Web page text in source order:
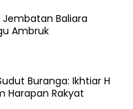
Jembatan Baliara
Ambruk
Buranga: Ikhtiar H
Harapan Rakyat